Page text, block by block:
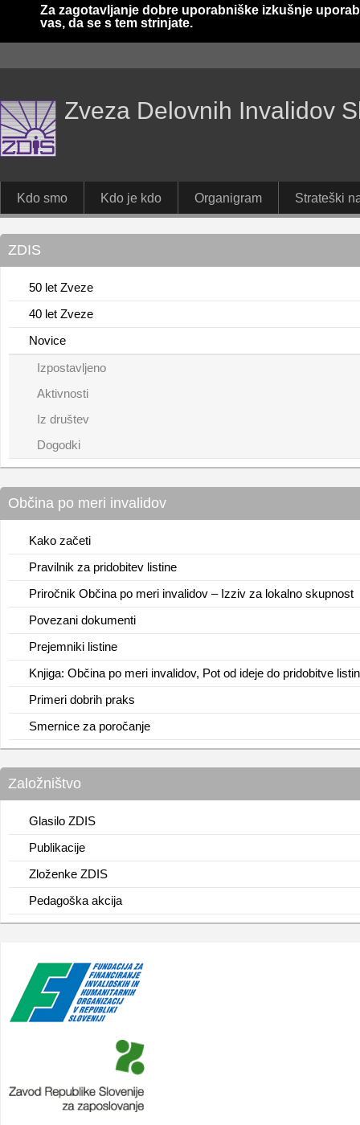
Za zagotavljanje dobre uporabniške izkušnje
vas, da se s tem strinjate.
Zveza Delovnih Invalidov
Kdo smo Kdo je kdo Organigram Strateški
ZDIS
50 let Zveze
40 let Zveze
Novice
Izpostavljeno
Aktivnosti
Iz društev
Dogodki
Občina po meri invalidov
Kako začeti
Pravilnik za pridobitev listine
Priročnik Občina po meri invalidov – Izziv za lokalno skupnost
Povezani dokumenti
Prejemniki listine
Knjiga: Občina po meri invalidov, Pot od ideje do pridobitve
Primeri dobrih praks
Smernice za poročanje
Založništvo
Glasilo ZDIS
Publikacije
Zloženke ZDIS
Pedagoška akcija